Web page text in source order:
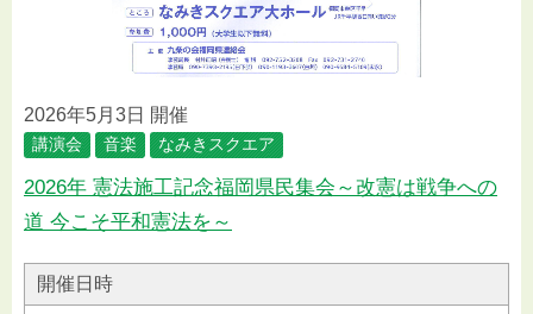
2026年5月3日 開催
講演会 音楽 なみきスクエア
2026年 憲法施工記念福岡県民集会～改憲は戦争への
道 今こそ平和憲法を～
開催日時